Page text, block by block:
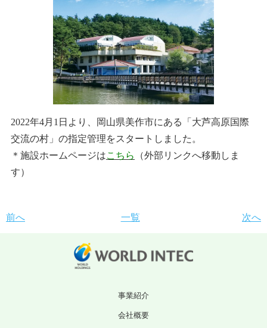
2022年4月1日より、岡山県美作市にある「大芦高原国際
交流の村」の指定管理をスタートしました。
＊施設ホームページはこちら
（外部リンクへ移動しま
す）
前へ 一覧 次へ
事業紹介
会社概要